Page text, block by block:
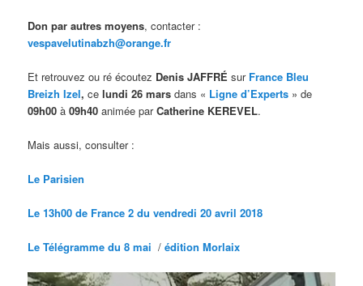
Don par autres moyens, contacter :
vespavelutinabzh@orange.fr
Et retrouvez ou ré écoutez Denis JAFFRÉ sur France Bleu
Breizh Izel,celundi 26 mars dans « Ligne d’Experts » de
09h00à 09h40 animée parCatherine KEREVEL.
Mais aussi, consulter :
Le Parisien
Le 13h00 de France 2 du vendredi 20 avril 2018
Le Télégramme du 8 mai /édition Morlaix